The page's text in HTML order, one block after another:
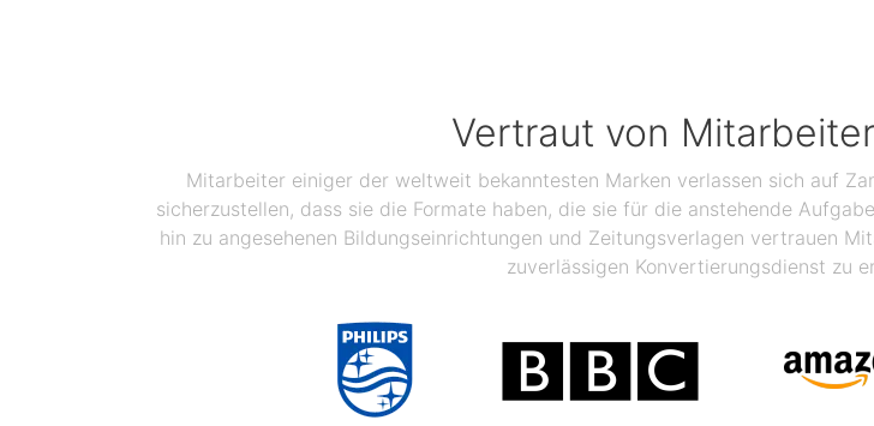
Vertraut von
Mitarbeiter einiger der weltweit bekanntesten Marken verlassen sich auf
sicherzustellen, dass sie die Formate haben, die sie für die anstehende
hin zu angesehenen Bildungseinrichtungen und Zeitungsverlagen vertrauen
zuverlässigen Konvertierungsdienst zu